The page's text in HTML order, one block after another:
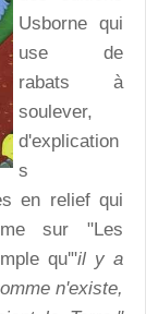
Usborne qui
use de
rabats à
soulever,
d'explication
s
en relief qui
sur "Les
qu'"il y a
n'existe,